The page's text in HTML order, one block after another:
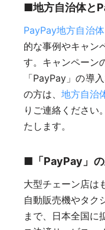
■地方自治体と
PayPay地方自治
的な事例やキャン
す。キャンペーン
「PayPay」の導
の方は、地方自治
りご連絡ください
たします。
■「PayPay」
大型チェーン店は
自動販売機やタク
まで、日本全国に